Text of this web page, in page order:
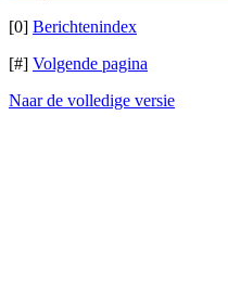
[0] Berichtenindex
[#] Volgende pagina
Naar de volledige versie